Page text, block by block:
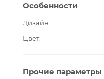
Особенности
Дизайн
Цвет
Прочие параметры